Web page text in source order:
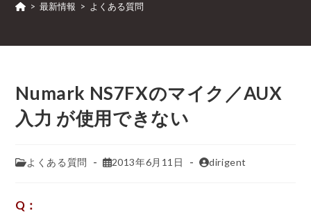
> 最新情報 > よくある質問
Numark NS7FXのマイク／AUX
入力 が使用できない
よくある質問 2013年6月11日 dirigent
Q：